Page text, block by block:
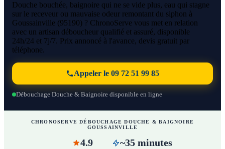
Douche bouchée, baignoire qui ne se vide plus, eau qui stagne
sur le receveur ou mauvaise odeur remontant du siphon à
Goussainville (95190) ? ChronoServe vous met en relation
avec un artisan déboucheur qualifié et assuré, disponible
24h/24 et 7j/7. Prix annoncé à l'avance, devis gratuit par
téléphone.
Appeler le 09 72 51 99 85
Débouchage Douche & Baignoire disponible en ligne
CHRONOSERVE DÉBOUCHAGE DOUCHE & BAIGNOIRE
GOUSSAINVILLE
4.9 ~35 minutes